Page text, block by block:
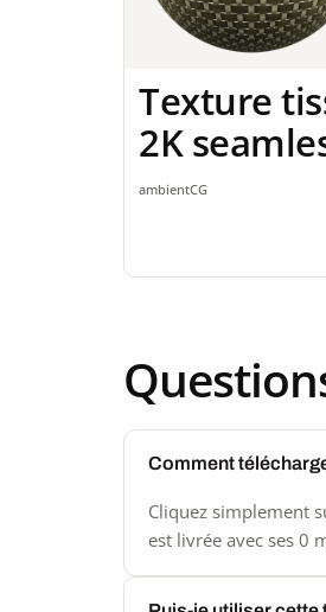
Texture
2K
ambientCG
Comment
Cliquez simplement
est livrée avec ses 0